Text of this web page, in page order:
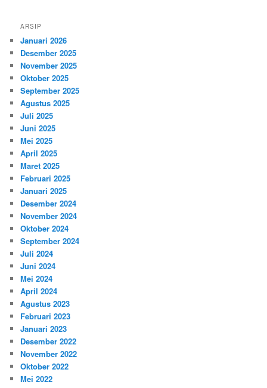
ARSIP
Januari 2026
Desember 2025
November 2025
Oktober 2025
September 2025
Agustus 2025
Juli 2025
Juni 2025
Mei 2025
April 2025
Maret 2025
Februari 2025
Januari 2025
Desember 2024
November 2024
Oktober 2024
September 2024
Juli 2024
Juni 2024
Mei 2024
April 2024
Agustus 2023
Februari 2023
Januari 2023
Desember 2022
November 2022
Oktober 2022
Mei 2022